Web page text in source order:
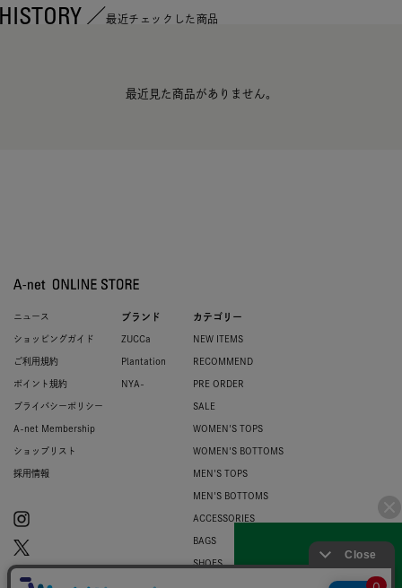
最近チェックした商品
最近見た商品がありません。
ニュース
ショッピングガイド
ご利用規約
ポイント規約
プライバシーポリシー
A-net Membership
ショップリスト
採用情報
ブランド
ZUCCa
Plantation
NYA-
カテゴリー
NEW ITEMS
RECOMMEND
PRE ORDER
SALE
WOMEN'S TOPS
WOMEN'S BOTTOMS
MEN'S TOPS
MEN'S BOTTOMS
ACCESSORIES
BAGS
SHOES